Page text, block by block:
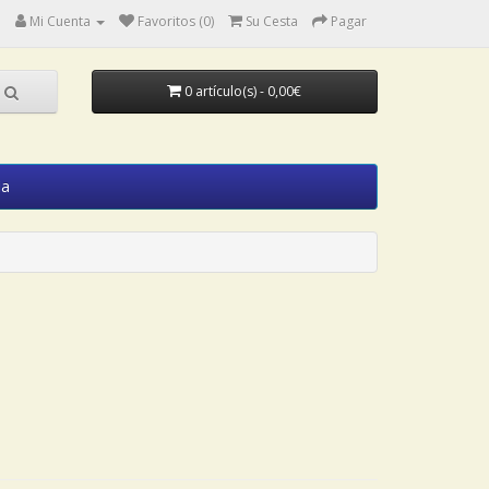
Mi Cuenta Favoritos (0) Su Cesta Pagar
0 artículo(s) - 0,00€